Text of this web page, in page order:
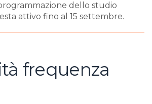
dello studio
attivo fino al 15 settembre.
frequenza